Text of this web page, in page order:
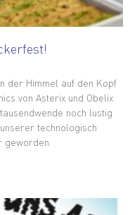
der Himmel auf den Kopf
von Asterix und Obelix
noch lustig
technologisch